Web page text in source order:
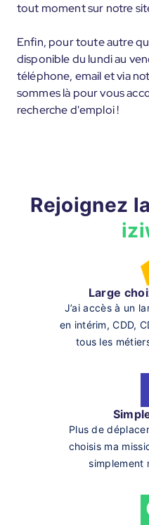
tout moment sur notre
Enfin, pour toute autre
disponible du lundi au
téléphone, email et via
sommes là pour vous
recherche d'emploi !
Rejoignez
Large
J’ai accès à un
en intérim, CDD,
tous les
Plus de
choisis ma
simplement